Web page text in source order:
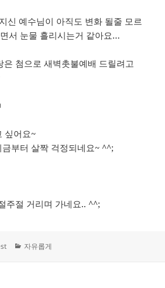
신 예수님이 아직도 변화 될줄 모르
서 눈물 흘리시는거 같아요…
은 첨으로 새벽촛불예배 드릴려고
싶어요~
부터 살짝 걱정되네요~ ^^;
주절 거리며 가네요.. ^^;
카
자유롭게